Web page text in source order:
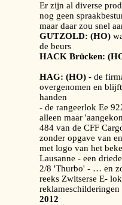
Er zijn al diverse
nog geen
maar daar zou snel
GUTZOLD: (HO)
de beurs
HACK Brücken:
HAG: (HO) - de
overgenomen en
handen
- de rangeerlok Ee
alleen maar
484 van de CFF
zonder opgave van
met logo van het
Lausanne - een
2/8 'Thurbo' - … en
reeks Zwitserse E-
reklameschilderingen
2012